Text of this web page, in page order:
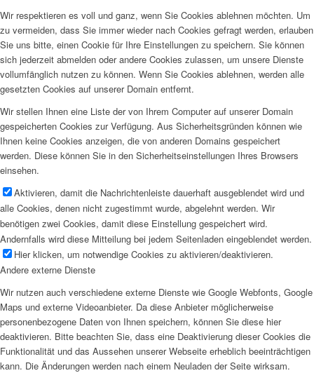
Wir respektieren es voll und ganz, wenn Sie Cookies ablehnen möchten. Um
zu vermeiden, dass Sie immer wieder nach Cookies gefragt werden, erlauben
Sie uns bitte, einen Cookie für Ihre Einstellungen zu speichern. Sie können
sich jederzeit abmelden oder andere Cookies zulassen, um unsere Dienste
vollumfänglich nutzen zu können. Wenn Sie Cookies ablehnen, werden alle
gesetzten Cookies auf unserer Domain entfernt.
Wir stellen Ihnen eine Liste der von Ihrem Computer auf unserer Domain
gespeicherten Cookies zur Verfügung. Aus Sicherheitsgründen können wie
Ihnen keine Cookies anzeigen, die von anderen Domains gespeichert
werden. Diese können Sie in den Sicherheitseinstellungen Ihres Browsers
einsehen.
Aktivieren, damit die Nachrichtenleiste dauerhaft ausgeblendet wird und
alle Cookies, denen nicht zugestimmt wurde, abgelehnt werden. Wir
benötigen zwei Cookies, damit diese Einstellung gespeichert wird.
Andernfalls wird diese Mitteilung bei jedem Seitenladen eingeblendet werden.
Hier klicken, um notwendige Cookies zu aktivieren/deaktivieren.
Andere externe Dienste
Wir nutzen auch verschiedene externe Dienste wie Google Webfonts, Google
Maps und externe Videoanbieter. Da diese Anbieter möglicherweise
personenbezogene Daten von Ihnen speichern, können Sie diese hier
deaktivieren. Bitte beachten Sie, dass eine Deaktivierung dieser Cookies die
Funktionalität und das Aussehen unserer Webseite erheblich beeinträchtigen
kann. Die Änderungen werden nach einem Neuladen der Seite wirksam.